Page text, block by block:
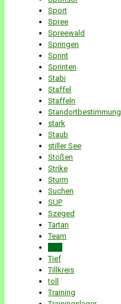
Sport
Spree
Spreewald
Springen
Sprint
Sprinten
Stabi
Staffel
Staffeln
Standortbestimmung
stark
Staub
stiller See
Stoßen
Strike
Sturm
Suchen
SUP
Szeged
Tartan
Team
Tief
Tillkreis
toll
Training